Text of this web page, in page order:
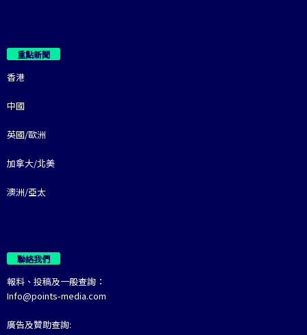
重點新聞
香港
中國
英國/歐洲
加拿大/北美
澳洲/亞太
聯絡我們
報料、投稿及一般查詢：
Info@points-media.com
廣告及贊助查詢: